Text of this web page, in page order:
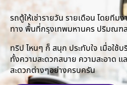
รถตู้ให้เช่ารายวัน รายเดือน โดยทีม
ทาง พื้นที่กรุงเทพมหานคร ปริมณฑ
ทริป ไหนๆ ก็ สนุก ประทับใจ เมื่อใช้บ
ทั้งความสะดวกสบาย ความสะอาด
สะดวกต่างๆอย่างครบครัน